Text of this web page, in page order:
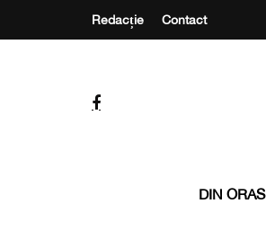
Redacție Contact
DIN ORAS